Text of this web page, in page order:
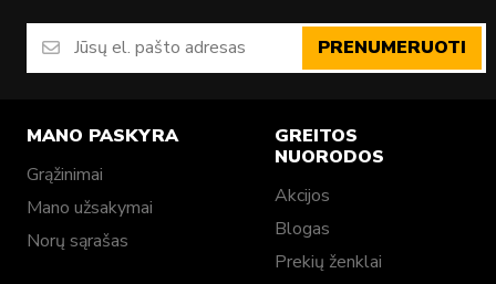
PRENUMERUOTI
MANO PASKYRA
Grąžinimai
Mano užsakymai
Norų sąrašas
GREITOS
NUORODOS
Akcijos
Blogas
Prekių ženklai